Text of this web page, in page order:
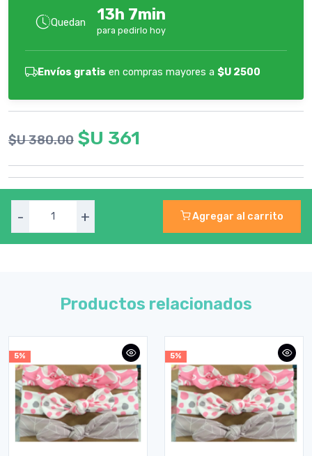
Quedan 13h 7min
para pedirlo hoy
Envíos gratis en compras mayores a $U 2500
$U 380.00 $U 361
- + Agregar al carrito
Productos relacionados
5% 5%